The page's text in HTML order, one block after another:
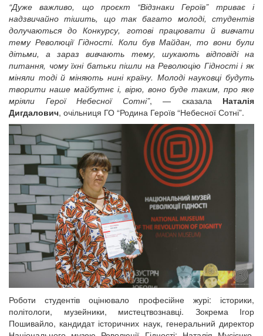
“Дуже важливо, що проєкт “Відзнаки Героїв” триває і
надзвичайно тішить, що так багато молоді, студентів
долучаються до Конкурсу, готові працювати й вивчати
тему Революції Гідності. Коли був Майдан, то вони були
дітьми, а зараз вивчають тему, шукають відповіді на
питання, чому їхні батьки пішли на Революцію Гідності і як
міняли тоді й міняють нині країну. Молоді науковці будуть
творити наше майбутнє і, вірю, воно буде таким, про яке
мріяли Герої Небесної Сотні”, — сказала Наталія
Дигдалович, очільниця ГО “Родина Героїв “Небесної Сотні”.
Роботи студентів оцінювало професійне журі: історики,
політологи, музейники, мистецтвознавці. Зокрема Ігор
Пошивайло, кандидат історичних наук, генеральний директор